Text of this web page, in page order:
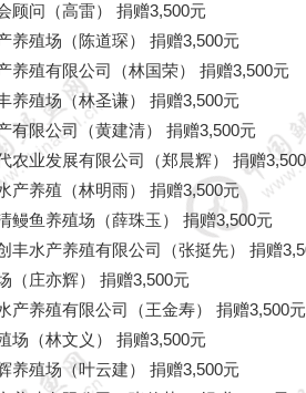
顾问（高雷） 捐赠3,500元
养殖场（陈道琛） 捐赠3,500元
养殖有限公司（林国荣） 捐赠3,500
养殖场（林圣谦） 捐赠3,500元
有限公司（黄建清） 捐赠3,500元
农业发展有限公司（郑晨辉） 捐赠
产养殖（林明雨） 捐赠3,500元
鳗鱼养殖场（薛珠玉） 捐赠3,500元
丰水产养殖有限公司（张挺先） 捐赠
（庄亦辉） 捐赠3,500元
产养殖有限公司（王金寿） 捐赠3,500元
场（林文义） 捐赠3,500元
养殖场（叶云建） 捐赠3,500元